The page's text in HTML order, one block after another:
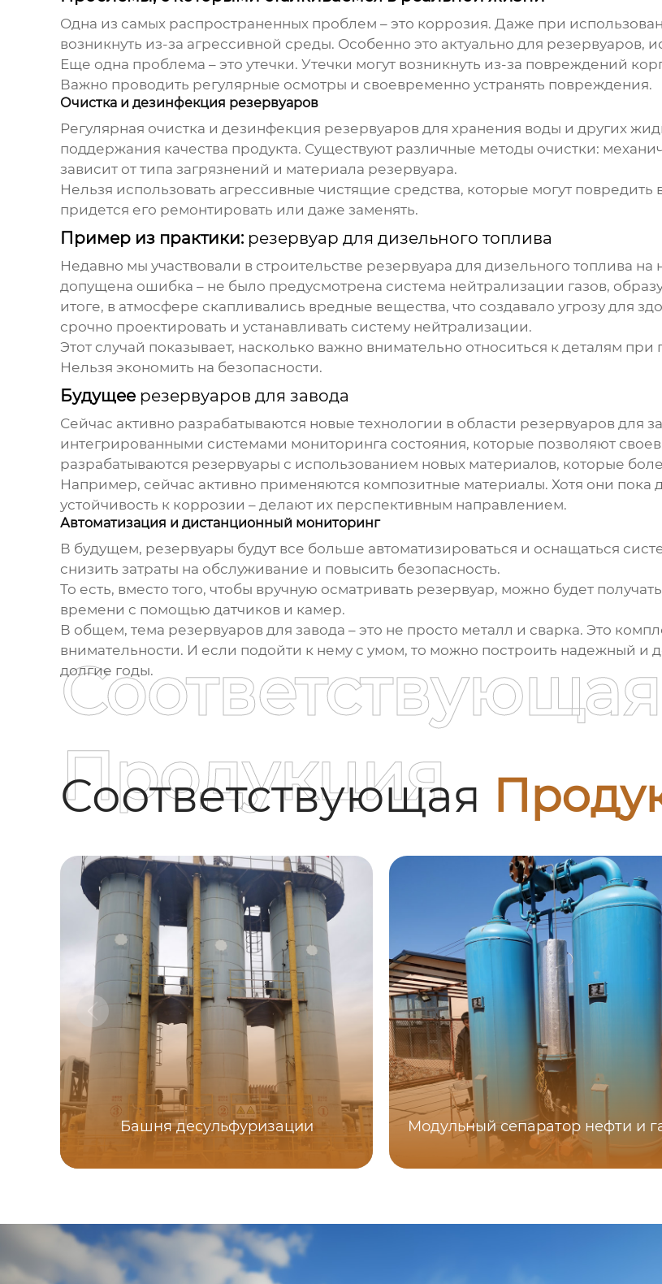
Одна из самых распространенных проблем – это коррозия. Даже при
возникнуть из-за агрессивной среды. Особенно это актуально для
Еще одна проблема – это утечки. Утечки могут возникнуть из-за повреждений
Важно проводить регулярные осмотры и своевременно устранять повреждения.
Очистка и дезинфекция резервуаров
Регулярная очистка и дезинфекция резервуаров для хранения воды и других
поддержания качества продукта. Существуют различные методы очистки:
зависит от типа загрязнений и материала резервуара.
Нельзя использовать агрессивные чистящие средства, которые могут
придется его ремонтировать или даже заменять.
Пример из практики: резервуар для дизельного топлива
Недавно мы участвовали в строительстве резервуара для дизельного топлива на
допущена ошибка – не было предусмотрена система нейтрализации газов,
итоге, в атмосфере скапливались вредные вещества, что создавало угрозу
срочно проектировать и устанавливать систему нейтрализации.
Этот случай показывает, насколько важно внимательно относиться к деталям
Нельзя экономить на безопасности.
Будущее резервуаров для завода
Сейчас активно разрабатываются новые технологии в области резервуаров для
интегрированными системами мониторинга состояния, которые позволяют
разрабатываются резервуары с использованием новых материалов, которые
Например, сейчас активно применяются композитные материалы. Хотя они пока
устойчивость к коррозии – делают их перспективным направлением.
Автоматизация и дистанционный мониторинг
В будущем, резервуары будут все больше автоматизироваться и оснащаться
снизить затраты на обслуживание и повысить безопасность.
То есть, вместо того, чтобы вручную осматривать резервуар, можно будет
времени с помощью датчиков и камер.
В общем, тема резервуаров для завода – это не просто металл и сварка. Это
внимательности. И если подойти к нему с умом, то можно построить надежный и
долгие годы.
Соответствующая
Соответствующая
Продукция
Башня десульфуризации Модульный сепаратор нефти и